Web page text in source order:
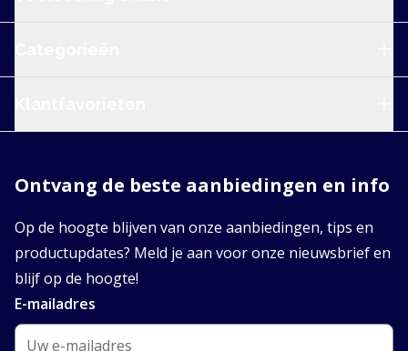
Ontvang de beste aanbiedingen en info
Op de hoogte blijven van onze aanbiedingen, tips en
productupdates? Meld je aan voor onze nieuwsbrief en
blijf op de hoogte!
E-mailadres